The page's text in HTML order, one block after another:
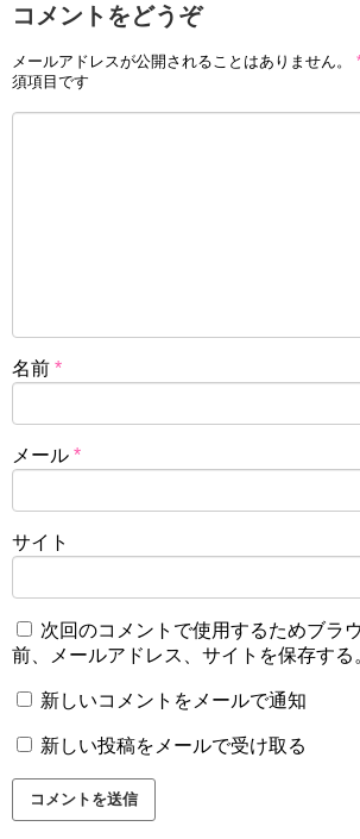
コメントをどうぞ
メールアドレスが公開されることはありません。
須項目です
名前 *
メール *
サイト
次回のコメントで使用するためブラ
前、メールアドレス、サイトを保存する
新しいコメントをメールで通知
新しい投稿をメールで受け取る